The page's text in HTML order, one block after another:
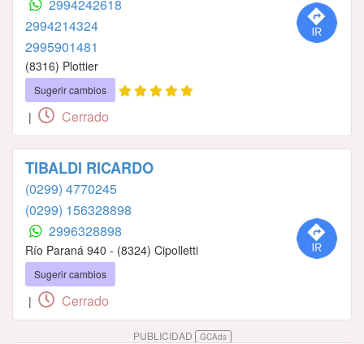
2994242618
2994214324
2995901481
(8316) Plottier
Sugerir cambios
| Cerrado
TIBALDI RICARDO
(0299) 4770245
(0299) 156328898
2996328898
Río Paraná 940 - (8324) Cipolletti
Sugerir cambios
| Cerrado
PUBLICIDAD GCAds